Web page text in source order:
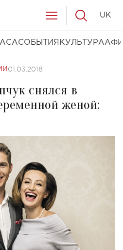
СОБЫТИЯ КУЛЬТУРА
UK
01.03.2018
снялся в
женой: